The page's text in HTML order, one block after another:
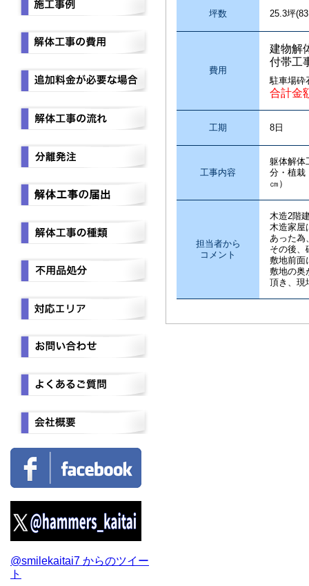
坪数 25.3坪
費用
建物解
付帯工
駐車場砕
合計金
工期 8日
工事内容
躯体解
分・植栽
㎝）
担当者から
コメント
木造2階
木造家屋
あった為
その後、
敷地前面
敷地の奥
頂き、現
@smilekaitai7 からのツイー
ト